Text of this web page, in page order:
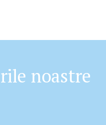
noastre